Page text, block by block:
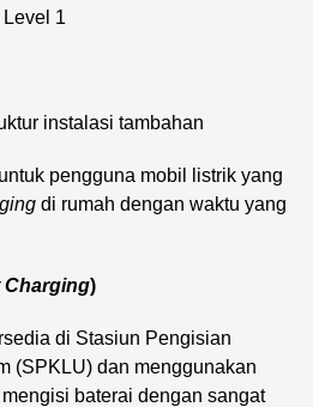
1
instalasi tambahan
pengguna mobil listrik yang
di rumah dengan waktu yang
Charging)
di Stasiun Pengisian
(SPKLU) dan menggunakan
baterai dengan sangat